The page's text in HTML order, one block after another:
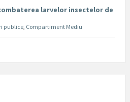
larvelor insectelor de
publice, Compartiment Mediu